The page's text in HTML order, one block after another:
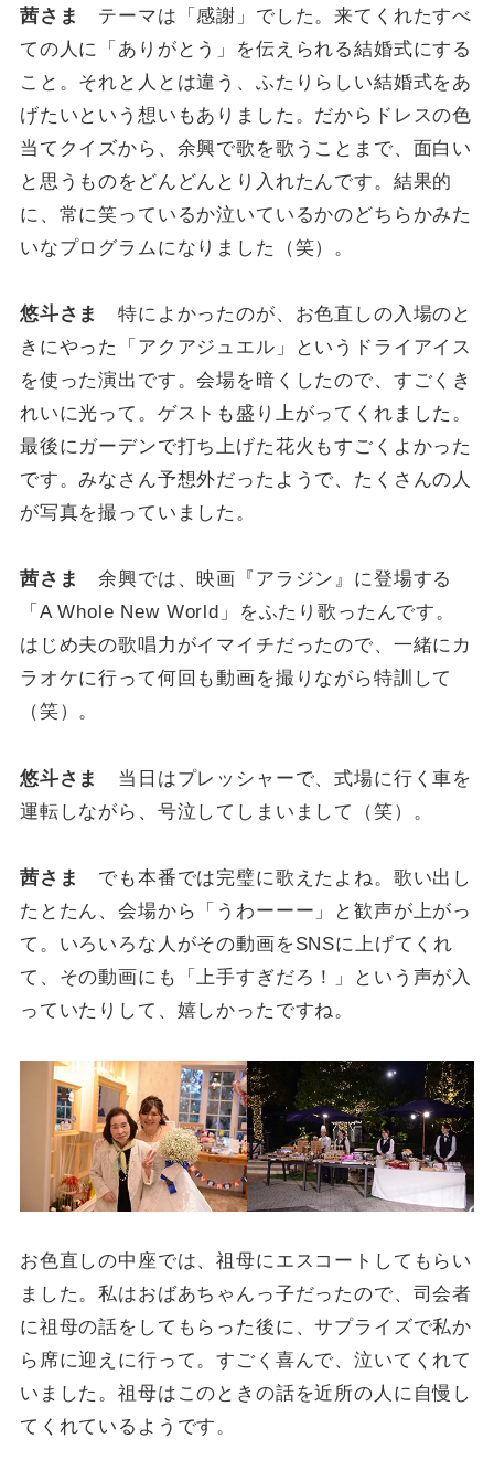
茜さま
テーマは「感謝」でした。来てくれたすべ
ての人に「ありがとう」を伝えられる結婚式にする
こと。それと人とは違う、ふたりらしい結婚式をあ
げたいという想いもありました。だからドレスの色
当てクイズから、余興で歌を歌うことまで、面白い
と思うものをどんどんとり入れたんです。結果的
に、常に笑っているか泣いているかのどちらかみた
いなプログラムになりました（笑）。
悠斗さま
特によかったのが、お色直しの入場のと
きにやった「アクアジュエル」というドライアイス
を使った演出です。会場を暗くしたので、すごくき
れいに光って。ゲストも盛り上がってくれました。
最後にガーデンで打ち上げた花火もすごくよかった
です。みなさん予想外だったようで、たくさんの人
が写真を撮っていました。
茜さま
余興では、映画『アラジン』に登場する
「A Whole New World」をふたり歌ったんです。
はじめ夫の歌唱力がイマイチだったので、一緒にカ
ラオケに行って何回も動画を撮りながら特訓して
（笑）。
悠斗さま
当日はプレッシャーで、式場に行く車を
運転しながら、号泣してしまいまして（笑）。
茜さま
でも本番では完璧に歌えたよね。歌い出し
たとたん、会場から「うわーーー」と歓声が上がっ
て。いろいろな人がその動画をSNSに上げてくれ
て、その動画にも「上手すぎだろ！」という声が入
っていたりして、嬉しかったですね。
お色直しの中座では、祖母にエスコートしてもらい
ました。私はおばあちゃんっ子だったので、司会者
に祖母の話をしてもらった後に、サプライズで私か
ら席に迎えに行って。すごく喜んで、泣いてくれて
いました。祖母はこのときの話を近所の人に自慢し
てくれているようです。